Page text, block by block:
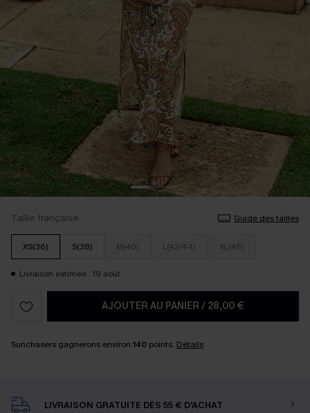
Taille française Guide des tailles
XS(36) S(38) M(40) L(42/44) XL(46)
Livraison estimée : 19 août
AJOUTER AU PANIER / 28,00 €
Sunchasers gagnerons environ 140 points. Détails
LIVRAISON GRATUITE DÈS 55 € D'ACHAT